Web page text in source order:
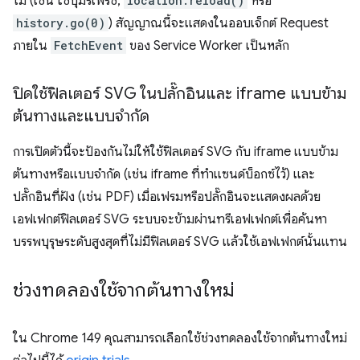
history.go(0) ) สัญญาณนี้จะแสดงในออบเจ็กต์ Request
ภายใน FetchEvent ของ Service Worker เป็นหลัก
ปิดใช้ฟิลเตอร์ SVG ในปลั๊กอินและ iframe แบบข้าม
ต้นทางและแบบจำกัด
การเปิดตัวนี้จะป้องกันไม่ให้ใช้ฟิลเตอร์ SVG กับ iframe แบบข้าม
ต้นทางหรือแบบจำกัด (เช่น iframe ที่ทำแซนด์บ็อกซ์ไว้) และ
ปลั๊กอินที่ฝัง (เช่น PDF) เมื่อเฟรมหรือปลั๊กอินจะแสดงผลด้วย
เอฟเฟกต์ฟิลเตอร์ SVG ระบบจะข้ามผ่านทรีเอฟเฟกต์เพื่อค้นหา
บรรพบุรุษระดับสูงสุดที่ไม่มีฟิลเตอร์ SVG แล้วใช้เอฟเฟกต์นั้นแทน
ช่วงทดลองใช้จากต้นทางใหม่
ใน Chrome 149 คุณสามารถเลือกใช้ช่วงทดลองใช้จากต้นทางใหม่